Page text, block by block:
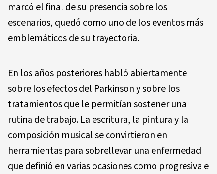
marcó el final de su presencia sobre los
escenarios, quedó como uno de los eventos más
emblemáticos de su trayectoria.
En los años posteriores habló abiertamente
sobre los efectos del Parkinson y sobre los
tratamientos que le permitían sostener una
rutina de trabajo. La escritura, la pintura y la
composición musical se convirtieron en
herramientas para sobrellevar una enfermedad
que definió en varias ocasiones como progresiva e